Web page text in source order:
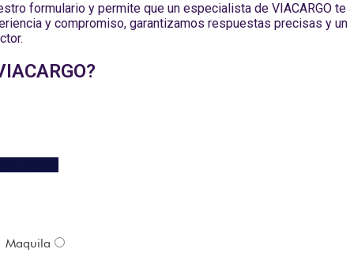
formulario y permite que un especialista de VIACARGO te
y compromiso, garantizamos respuestas precisas y
Maquila